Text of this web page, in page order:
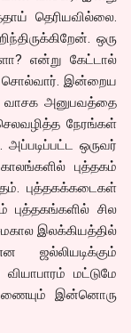
தெரியவில்லை.
ஒரு
என்று கேட்டால்
சொல்வார். இன்றைய
வாசக அனுபவத்தை
நேரங்கள்
ஒருவர்
புத்தகம்
புத்தகக்கடைகள்
புத்தகங்களில் சில
இலக்கியத்தில்
ஜல்லியடிக்கும்
மட்டுமே
இன்னொரு